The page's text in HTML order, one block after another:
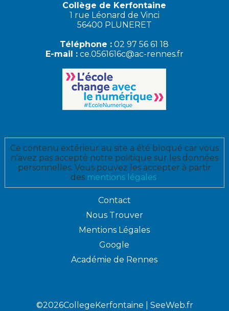
Collège de Kerfontaine
1 rue Léonard de Vinci
56400 PLUNERET
Téléphone : 02 97 56 61 18
E-mail : ce.0561616c@ac-rennes.fr
Ce contenu extérieur au site a été bloqué car vous
n'avez pas accepté notre politique sur les données
personnelles. Vous pouvez les accepter à partir
des mentions légales.
Contact
Nous Trouver
Mentions Légales
Google
Académie de Rennes
©2026CollegeKerfontaine | SeeWeb.fr